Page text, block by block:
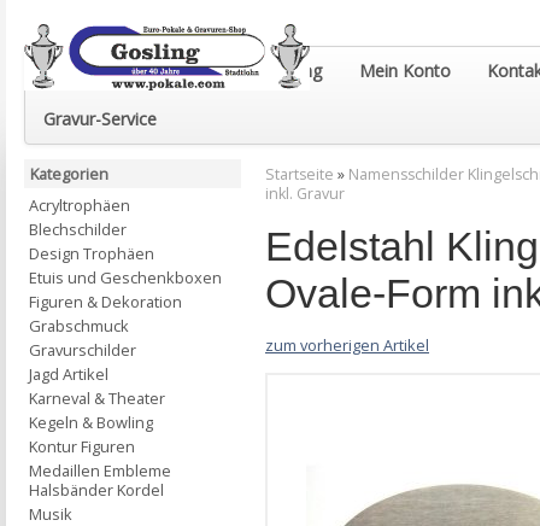
Euro-Pokale & Gravur-Shop Gosling Mein Konto
Gravur-Service
Startseite » Namensschilder
inkl. Gravur
Edelstahl
Ovale-Form
zum vorherigen Artikel
Kategorien
Acryltrophäen
Blechschilder
Design Trophäen
Etuis und Geschenkboxen
Figuren & Dekoration
Grabschmuck
Gravurschilder
Jagd Artikel
Karneval & Theater
Kegeln & Bowling
Kontur Figuren
Medaillen Embleme
Halsbänder Kordel
Musik